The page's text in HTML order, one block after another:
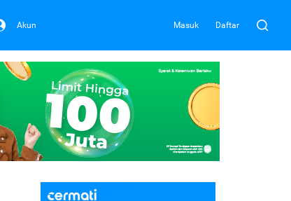
Akun Masuk Daftar